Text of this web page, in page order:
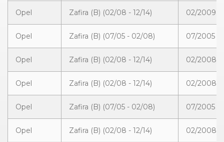
Opel Zafira (B) (02/08 - 12/14) 02/2009 -
Opel Zafira (B) (07/05 - 02/08) 07/2005 -
Opel Zafira (B) (02/08 - 12/14) 02/2008 -
Opel Zafira (B) (02/08 - 12/14) 02/2008 -
Opel Zafira (B) (07/05 - 02/08) 07/2005 -
Opel Zafira (B) (02/08 - 12/14) 02/2008 -